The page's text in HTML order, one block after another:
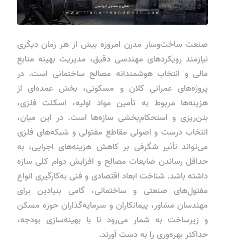
صنعت ساخت‌وساز مدرن امروزه بیش از هر زمان دیگری
نیازمند رویکردهای مهندسی دقیق، مدیریت بهینه منابع
مالی و انتخاب هوشمندانه مصالح ساختمانی است. در
پروژه‌های عمرانی کلان و مسکونی، بخش عمده‌ای از
هزینه‌ها مربوط به تأمین مواد اولیه، اسکلت فلزی،
بتن‌ریزی و استحکام‌بخشی سازه‌ها است. در این میان،
انتخاب درست و اصولی مقاطع مفتولی و شبکه‌های فلزی
می‌تواند تأثیر شگرفی بر کاهش هزینه‌های اجرایی، به
حداقل رساندن ضایعات مصالح و افزایش دوام کلی سازه
داشته باشد. شناخت ابعاد اقتصادی و فنی به‌کارگیری انواع
مفتول‌های صنعتی و ساختمانی، گامی بنیادین برای
مهندسان مشاور، پیمانکاران و سرمایه‌گذاران حوزه مسکن
و زیرساخت به شمار می‌رود تا با بهینه‌سازی بودجه،
حداکثر بهره‌وری را به دست آورند.